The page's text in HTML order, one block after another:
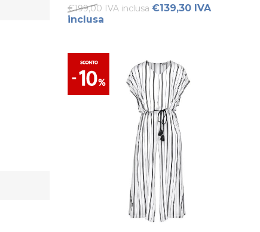
€199,00 IVA inclusa €139,30 IVA
inclusa